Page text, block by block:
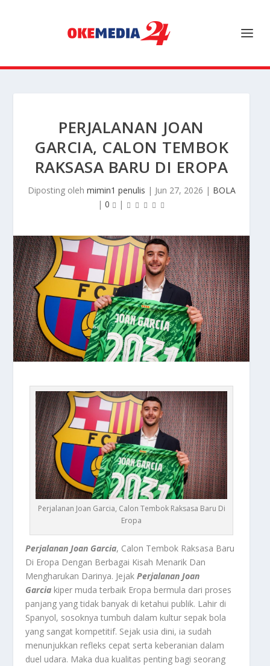
PERJALANAN JOAN
GARCIA, CALON TEMBOK
RAKSASA BARU DI EROPA
Diposting oleh mimin1 penulis | Jun 27, 2026 | BOLA
| 0 |
Perjalanan Joan Garcia, Calon Tembok Raksasa Baru Di
Eropa
Perjalanan Joan Garcia, Calon Tembok Raksasa Baru
Di Eropa Dengan Berbagai Kisah Menarik Dan
Mengharukan Darinya. JejakPerjalanan Joan
Garcia kiper muda terbaik Eropa bermula dari proses
panjang yang tidak banyak di ketahui publik. Lahir di
Spanyol, sosoknya tumbuh dalam kultur sepak bola
yang sangat kompetitif. Sejak usia dini, ia sudah
menunjukkan refleks cepat serta keberanian dalam
duel udara. Maka dua kualitas penting bagi seorang